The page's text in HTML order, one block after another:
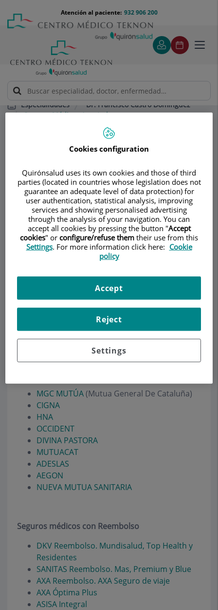
contenido
Menú
teléfono
cabecera
932 906 200
Atención al paciente:
Especialidades
Dr. Francisco Castro Domínguez
Seguros Médicos Aceptados
Consultorio
Dr. Francisco Castro
Domínguez
REUMATOLOGÍA
Equipo Contacto
Pedir cita
Seguros Médicos Aceptados
MGC MUTÚA(Mutua General De Cataluña)
CIGNA
HNA
OCCIDENT
DIVINA PASTORA
MUTUACAT
ADESLAS
AEGON
NUEVA MUTUA SANITARIA
Seguros médicos con Reembolso
DKV Reembolso. Mundisalud, Top Health y
Residentes
SANITAS Reembolso. Mas, Premium y Blue
AXA Reembolso. AXA Seguro de viaje
AXA Óptima Plus
ASISA Integral
Cookies configuration
Quirónsalud uses its own cookies and those of third
parties (located in countries whose legislation does not
guarantee an adequate level of data protection) for
user authentication, statistical analysis, improving
services and showing personalised advertising
through the analysis of your navigation. You can
accept all cookies by pressing the button "Accept
cookies" or configure/refuse them their use from this
Settings. For more information click here: Cookie
policy
Settings
Reject
Accept